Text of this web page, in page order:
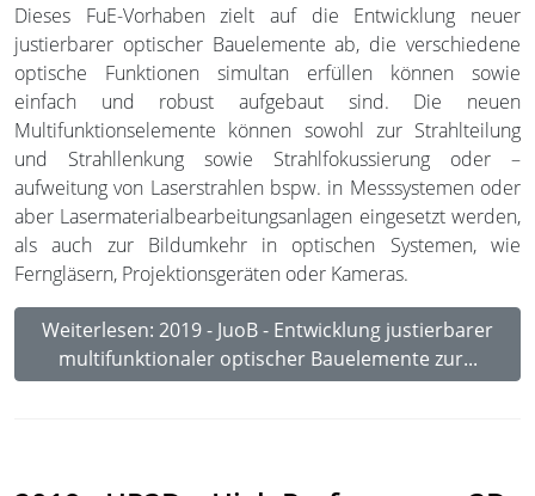
Dieses FuE-Vorhaben zielt auf die Entwicklung neuer
justierbarer optischer Bauelemente ab, die verschiedene
optische Funktionen simultan erfüllen können sowie
einfach und robust aufgebaut sind. Die neuen
Multifunktionselemente können sowohl zur Strahlteilung
und Strahllenkung sowie Strahlfokussierung oder –
aufweitung von Laserstrahlen bspw. in Messsystemen oder
aber Lasermaterialbearbeitungsanlagen eingesetzt werden,
als auch zur Bildumkehr in optischen Systemen, wie
Ferngläsern, Projektionsgeräten oder Kameras.
Weiterlesen: 2019 - JuoB - Entwicklung justierbarer
multifunktionaler optischer Bauelemente zur...